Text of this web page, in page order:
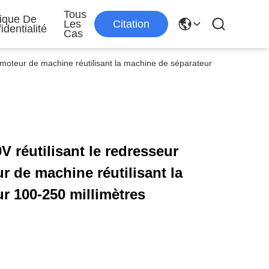
De
Tous
Les
Cas
Citation
de machine réutilisant la machine de séparateur
réutilisant le redresseur
de machine réutilisant la
100-250 millimètres